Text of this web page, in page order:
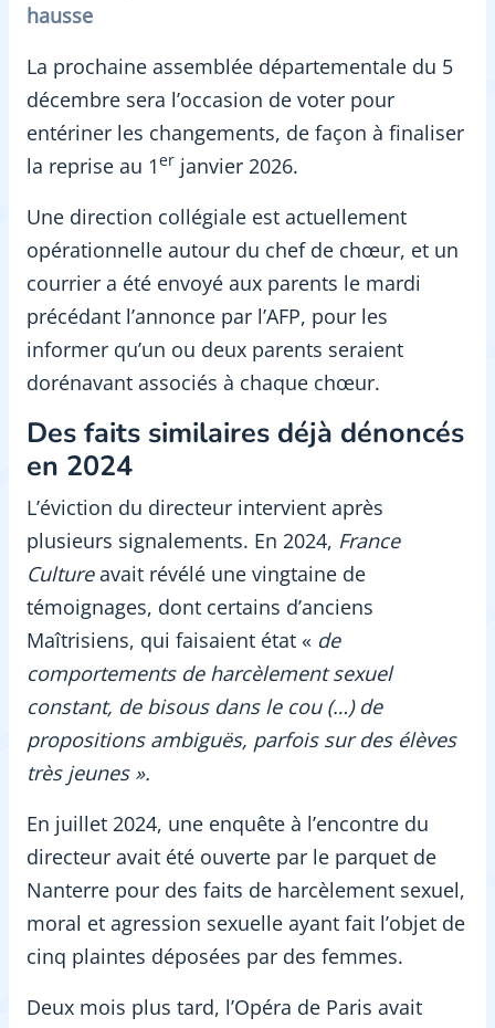
hausse
La prochaine assemblée départementale du 5
décembre sera l’occasion de voter pour
entériner les changements, de façon à finaliser
la reprise au 1er janvier 2026.
Une direction collégiale est actuellement
opérationnelle autour du chef de chœur, et un
courrier a été envoyé aux parents le mardi
précédant l’annonce par l’AFP, pour les
informer qu’un ou deux parents seraient
dorénavant associés à chaque chœur.
Des faits similaires déjà dénoncés
en 2024
L’éviction du directeur intervient après
plusieurs signalements. En 2024, France
Cultureavait révélé une vingtaine de
témoignages, dont certains d’anciens
Maîtrisiens, qui faisaient état « de
comportements de harcèlement sexuel
constant, de bisous dans le cou (…) de
propositions ambiguës, parfois sur des élèves
très jeunes ».
En juillet 2024, une enquête à l’encontre du
directeur avait été ouverte par le parquet de
Nanterre pour des faits de harcèlement sexuel,
moral et agression sexuelle ayant fait l’objet de
cinq plaintes déposées par des femmes.
Deux mois plus tard, l’Opéra de Paris avait